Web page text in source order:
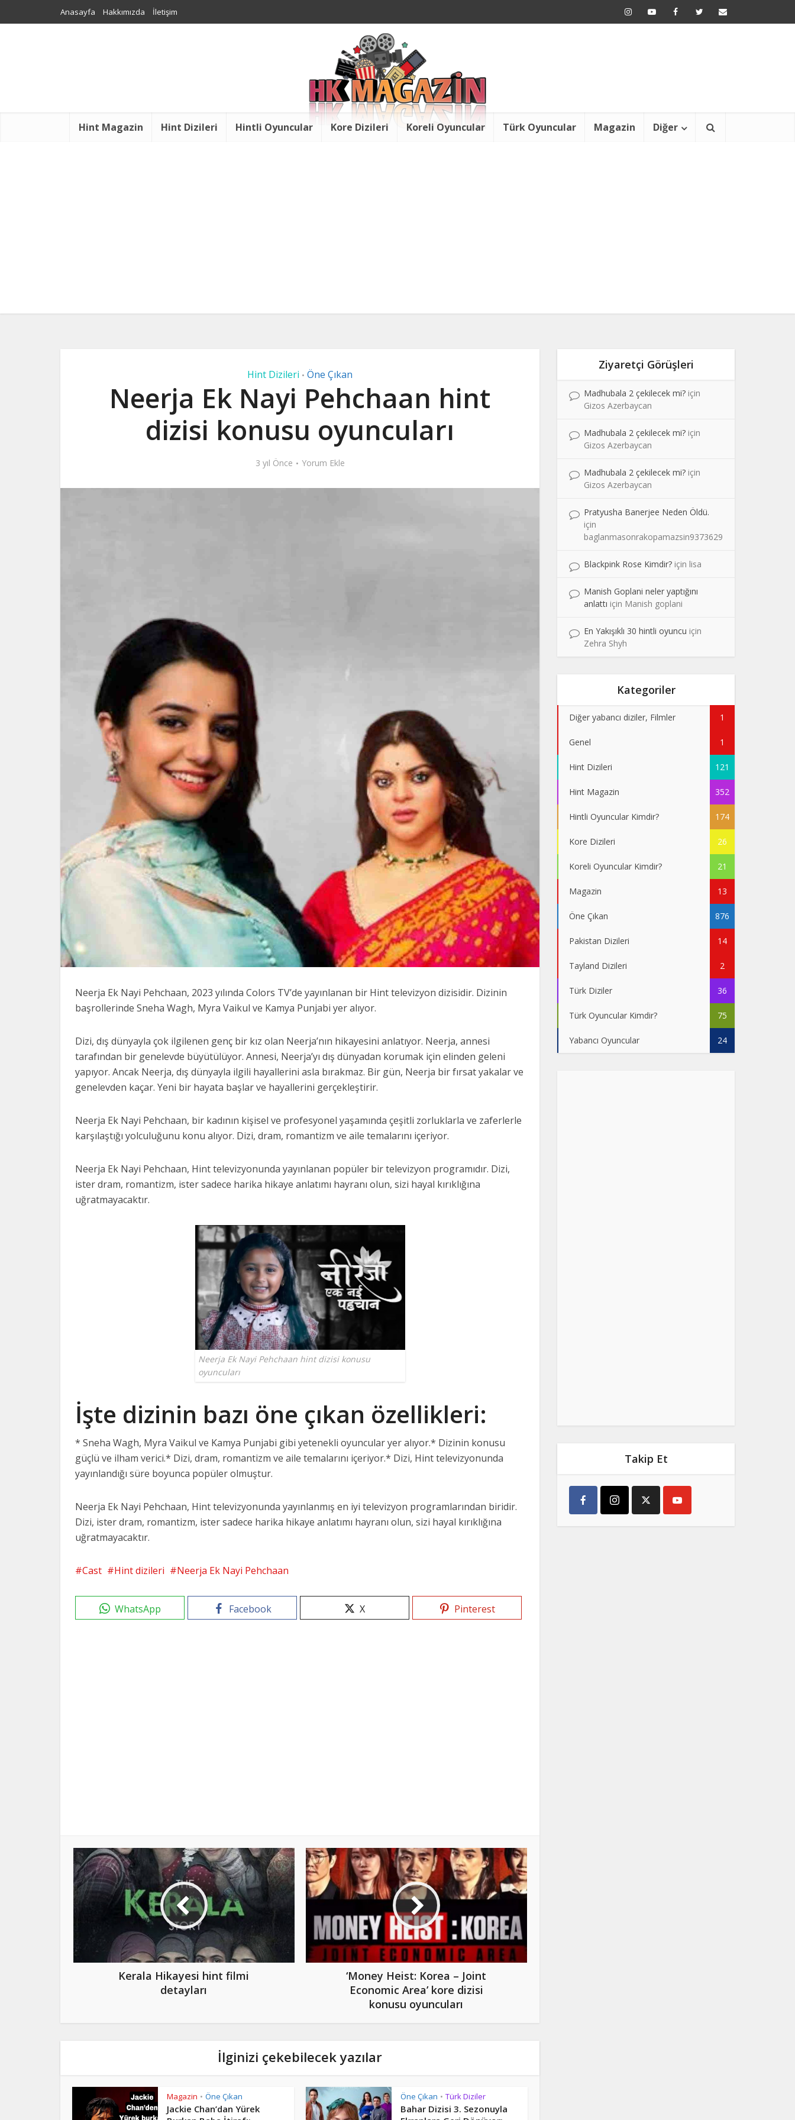
Anasayfa Hakkımızda İletişim
Hint Magazin Hint Dizileri Hintli Oyuncular Kore Dizileri Koreli Oyuncular Türk Oyuncular Magazin Diğer
Hint Dizileri • Öne Çıkan
Neerja Ek Nayi Pehchaan hint
dizisi konusu oyuncuları
3 yıl Önce Yorum Ekle
Neerja Ek Nayi Pehchaan, 2023 yılında Colors TV’de yayınlanan bir Hint televizyon dizisidir. Dizinin
başrollerinde Sneha Wagh, Myra Vaikul ve Kamya Punjabi yer alıyor.
Dizi, dış dünyayla çok ilgilenen genç bir kız olan Neerja’nın hikayesini anlatıyor. Neerja, annesi
tarafından bir genelevde büyütülüyor. Annesi, Neerja’yı dış dünyadan korumak için elinden geleni
yapıyor. Ancak Neerja, dış dünyayla ilgili hayallerini asla bırakmaz. Bir gün, Neerja bir fırsat yakalar ve
genelevden kaçar. Yeni bir hayata başlar ve hayallerini gerçekleştirir.
Neerja Ek Nayi Pehchaan, bir kadının kişisel ve profesyonel yaşamında çeşitli zorluklarla ve zaferlerle
karşılaştığı yolculuğunu konu alıyor. Dizi, dram, romantizm ve aile temalarını içeriyor.
Neerja Ek Nayi Pehchaan, Hint televizyonunda yayınlanan popüler bir televizyon programıdır. Dizi,
ister dram, romantizm, ister sadece harika hikaye anlatımı hayranı olun, sizi hayal kırıklığına
uğratmayacaktır.
Neerja Ek Nayi Pehchaan hint dizisi konusu
oyuncuları
İşte dizinin bazı öne çıkan özellikleri:
* Sneha Wagh, Myra Vaikul ve Kamya Punjabi gibi yetenekli oyuncular yer alıyor.* Dizinin konusu
güçlü ve ilham verici.* Dizi, dram, romantizm ve aile temalarını içeriyor.* Dizi, Hint televizyonunda
yayınlandığı süre boyunca popüler olmuştur.
Neerja Ek Nayi Pehchaan, Hint televizyonunda yayınlanmış en iyi televizyon programlarından biridir.
Dizi, ister dram, romantizm, ister sadece harika hikaye anlatımı hayranı olun, sizi hayal kırıklığına
uğratmayacaktır.
Cast Hint dizileri Neerja Ek Nayi Pehchaan
WhatsApp Facebook X Pinterest
Kerala Hikayesi hint filmi
detayları
‘Money Heist: Korea – Joint
Economic Area’ kore dizisi
konusu oyuncuları
İlginizi çekebilecek yazılar
Magazin • Öne Çıkan
Jackie Chan’dan Yürek
Öne Çıkan • Türk Diziler
Bahar Dizisi 3. Sezonuyla
Ziyaretçi Görüşleri
Madhubala 2 çekilecek mi? için
Gizos Azerbaycan
Madhubala 2 çekilecek mi? için
Gizos Azerbaycan
Madhubala 2 çekilecek mi? için
Gizos Azerbaycan
Pratyusha Banerjee Neden Öldü.
için
baglanmasonrakopamazsin9373629
Blackpink Rose Kimdir? için lisa
Manish Goplani neler yaptığını
anlattı için Manish goplani
En Yakışıklı 30 hintli oyuncu için
Zehra Shyh
Kategoriler
Diğer yabancı diziler, Filmler 1
Genel 1
Hint Dizileri 121
Hint Magazin 352
Hintli Oyuncular Kimdir? 174
Kore Dizileri 26
Koreli Oyuncular Kimdir? 21
Magazin 13
Öne Çıkan 876
Pakistan Dizileri 14
Tayland Dizileri 2
Türk Diziler 36
Türk Oyuncular Kimdir? 75
Yabancı Oyuncular 24
Takip Et